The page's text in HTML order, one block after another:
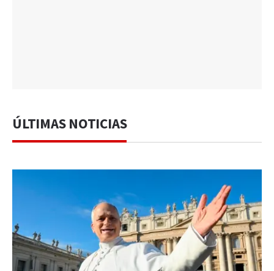
ÚLTIMAS NOTICIAS